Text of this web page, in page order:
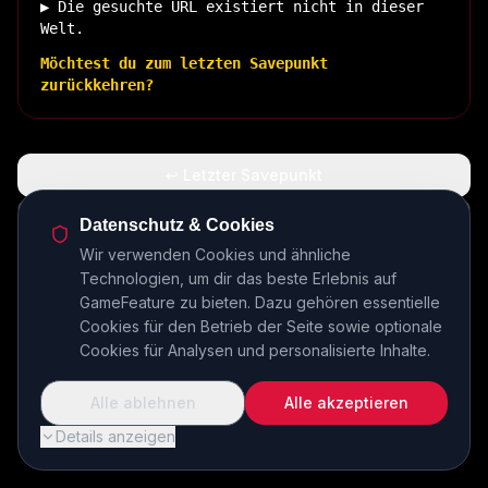
▶ Die gesuchte URL existiert nicht in dieser
Welt.
Möchtest du zum letzten Savepunkt
zurückkehren?
🏠 Zurück zur Basis
INSERT COIN TO CONTINUE...
Datenschutz & Cookies
Wir verwenden Cookies und ähnliche
Technologien, um dir das beste Erlebnis auf
GameFeature zu bieten. Dazu gehören essentielle
Cookies für den Betrieb der Seite sowie optionale
Cookies für Analysen und personalisierte Inhalte.
Details anzeigen
Alle ablehnen Alle akzeptieren